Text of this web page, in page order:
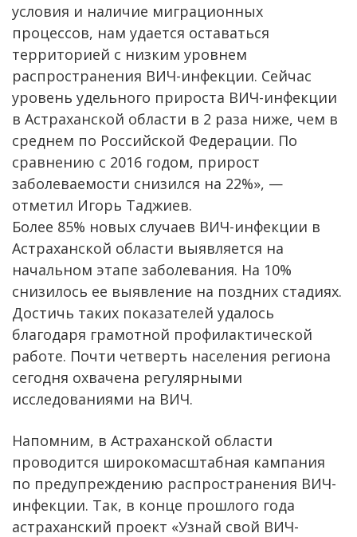
условия и наличие миграционных
процессов, нам удается оставаться
территорией с низким уровнем
распространения ВИЧ-инфекции. Сейчас
уровень удельного прироста ВИЧ-инфекции
в Астраханской области в 2 раза ниже, чем в
среднем по Российской Федерации. По
сравнению с 2016 годом, прирост
заболеваемости снизился на 22%», —
отметил Игорь Таджиев.
Более 85% новых случаев ВИЧ-инфекции в
Астраханской области выявляется на
начальном этапе заболевания. На 10%
снизилось ее выявление на поздних стадиях.
Достичь таких показателей удалось
благодаря грамотной профилактической
работе. Почти четверть населения региона
сегодня охвачена регулярными
исследованиями на ВИЧ.
Напомним, в Астраханской области
проводится широкомасштабная кампания
по предупреждению распространения ВИЧ-
инфекции. Так, в конце прошлого года
астраханский проект «Узнай свой ВИЧ-